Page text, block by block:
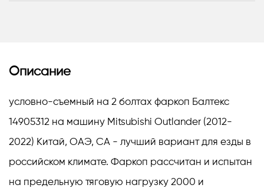
Описание
условно-съемный на 2 болтах фаркоп Балтекс
14905312 на машину Mitsubishi Outlander (2012-
2022) Китай, ОАЭ, СА - лучший вариант для езды в
российском климате. Фаркоп рассчитан и испытан
на предельную тяговую нагрузку 2000 и